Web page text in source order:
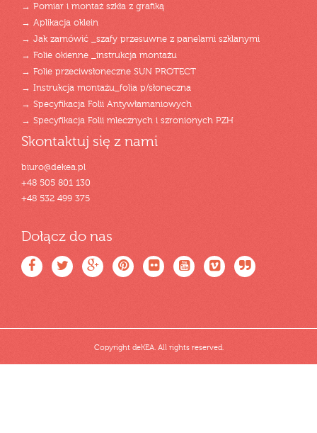
→ Pomiar i montaż szkła z grafiką
→ Aplikacja oklein
→ Jak zamówić _szafy przesuwne z panelami szklanymi
→ Folie okienne _instrukcja montażu
→ Folie przeciwsłoneczne SUN PROTECT
→ Instrukcja montażu_folia p/słoneczna
→ Specyfikacja Folii Antywłamaniowych
→ Specyfikacja Folii mlecznych i szronionych PZH
Skontaktuj się z nami
biuro@dekea.pl
+48 505 801 130
+48 532 499 375
Dołącz do nas
Copyright deKEA. All rights reserved.